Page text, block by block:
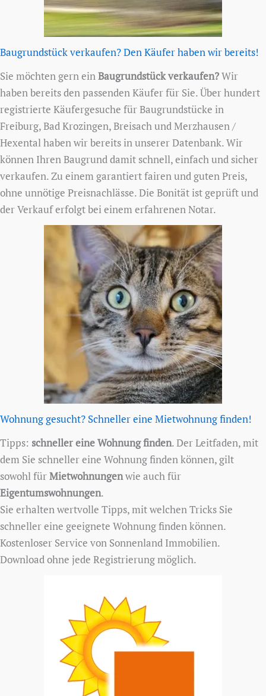
Baugrundstück verkaufen? Den Käufer haben wir bereits!
Sie möchten gern einBaugrundstück verkaufen?Wir
haben bereits den passenden Käufer für Sie. Über hundert
registrierte Käufergesuche für Baugrundstücke in
Freiburg, Bad Krozingen, Breisach und Merzhausen /
Hexental haben wir bereits in unserer Datenbank. Wir
können Ihren Baugrund damit schnell, einfach und sicher
verkaufen. Zu einem garantiert fairen und guten Preis,
ohne unnötige Preisnachlässe. Die Bonität ist geprüft und
der Verkauf erfolgt bei einem erfahrenen Notar.
Wohnung gesucht? Schneller eine Mietwohnung finden!
Tipps: schneller eine Wohnung finden. Der Leitfaden, mit
dem Sie schneller eine Wohnung finden können, gilt
sowohl fürMietwohnungenwie auch für
Eigentumswohnungen.
Sie erhalten wertvolle Tipps, mit welchen Tricks Sie
schneller eine geeignete Wohnung finden können.
Kostenloser Service von Sonnenland Immobilien.
Download ohne jede Registrierung möglich.